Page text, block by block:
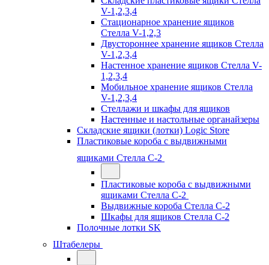
V-1,2,3,4
Стационарное хранение ящиков
Стелла V-1,2,3
Двустороннее хранение ящиков Стелла
V-1,2,3,4
Настенное хранение ящиков Стелла V-
1,2,3,4
Мобильное хранение ящиков Стелла
V-1,2,3,4
Стеллажи и шкафы для ящиков
Настенные и настольные органайзеры
Складские ящики (лотки) Logiс Store
Пластиковые короба с выдвижными
ящиками Стелла С-2
Пластиковые короба с выдвижными
ящиками Стелла С-2
Выдвижные короба Стелла С-2
Шкафы для ящиков Стелла С-2
Полочные лотки SK
Штабелеры